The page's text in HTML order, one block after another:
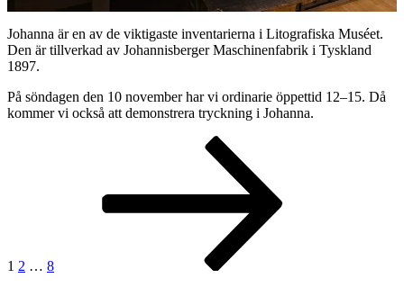
Johanna är en av de viktigaste inventarierna i Litografiska Muséet.
Den är tillverkad av Johannisberger Maschinenfabrik i Tyskland
1897.
På söndagen den 10 november har vi ordinarie öppettid 12–15. Då
kommer vi också att demonstrera tryckning i Johanna.
1 2 … 8